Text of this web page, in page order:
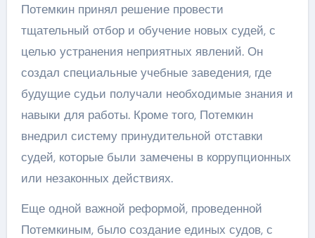
Потемкин принял решение провести
тщательный отбор и обучение новых судей, с
целью устранения неприятных явлений. Он
создал специальные учебные заведения, где
будущие судьи получали необходимые знания и
навыки для работы. Кроме того, Потемкин
внедрил систему принудительной отставки
судей, которые были замечены в коррупционных
или незаконных действиях.
Еще одной важной реформой, проведенной
Потемкиным, было создание единых судов, с